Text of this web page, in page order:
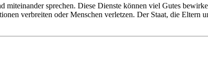
miteinander sprechen. Diese Dienste können viel Gutes
verbreiten oder Menschen verletzen. Der Staat, die Eltern